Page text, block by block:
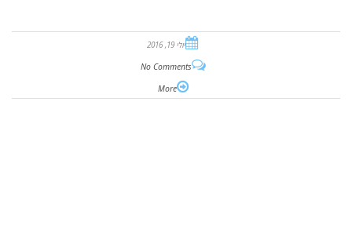
יולי 19, 2016
No Comments
More